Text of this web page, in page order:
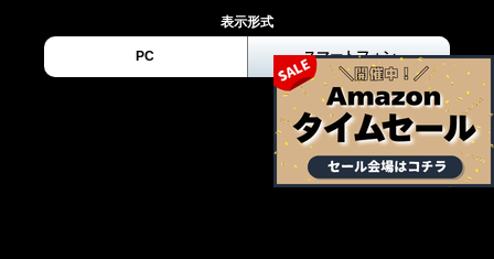
表示形式
PC スマートフォン